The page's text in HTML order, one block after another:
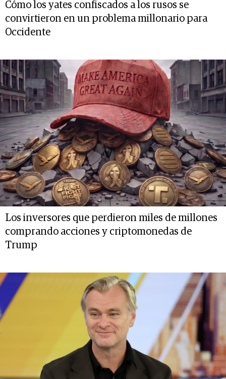
Cómo los yates confiscados a los rusos se
convirtieron en un problema millonario para
Occidente
Los inversores que perdieron miles de millones
comprando acciones y criptomonedas de
Trump